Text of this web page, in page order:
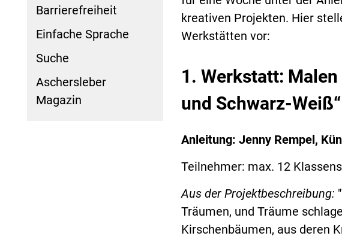
Barrierefreiheit
Einfache Sprache
Suche
Aschersleber
Magazin
kreativen Projekten. Hier
Werkstätten vor:
1. Werkstatt:
und Schwarz-Weiß“
Anleitung: Jenny Rempel,
Teilnehmer: max. 12
Aus der Projektbeschreibung:
Träumen, und Träume
Kirschenbäumen, aus deren